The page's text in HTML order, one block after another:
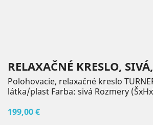
RELAXAČNÉ KRESLO,
Polohovacie, relaxačné kreslo
látka/plast Farba: sivá Rozmery
199,00 €